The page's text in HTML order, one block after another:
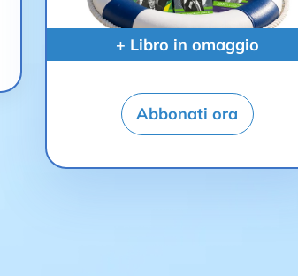
+ Libro in omaggio
Abbonati ora